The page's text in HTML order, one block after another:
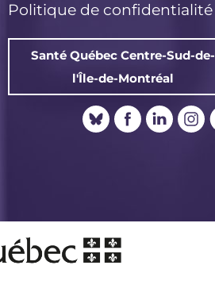
Politique de confidentialité
Santé Québec Centre-Sud-de-
l'Île-de-Montréal